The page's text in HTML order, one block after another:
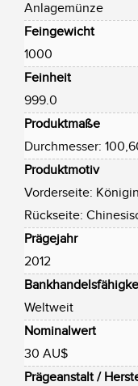
Anlagemünze
Feingewicht
1000
Feinheit
999.0
Produktmaße
Durchmesser:
Produktmotiv
Vorderseite:
Rückseite:
Prägejahr
2012
Weltweit
Nominalwert
30 AU$
Prägeanstalt /